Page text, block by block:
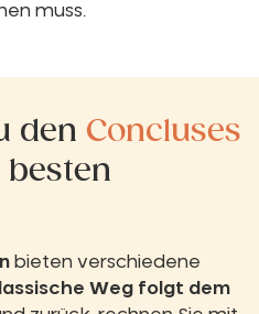
muss.
den Concluses
besten
bieten verschiedene
Weg folgt dem